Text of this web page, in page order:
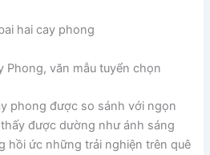
Phong, văn mẫu tuyển chọn
phong được so sánh với ngọn
được dường như ánh sáng
hồi ức những trải nghiện trên quê